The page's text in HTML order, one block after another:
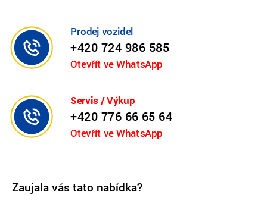
Prodej vozidel
+420 724 986 585
Otevřít ve WhatsApp
Servis / Výkup
+420 776 66 65 64
Otevřít ve WhatsApp
Zaujala vás tato nabídka?